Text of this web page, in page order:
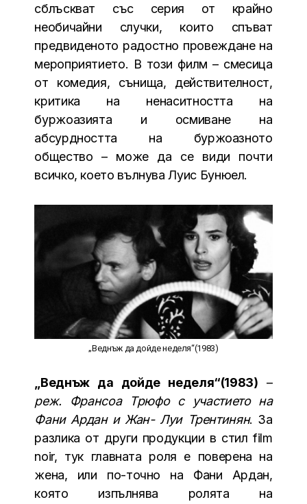
сблъскват със серия от крайно
необичайни случки, които спъват
предвиденото радостно провеждане на
мероприятието. В този филм – смесица
от комедия, сънища, действителност,
критика на ненаситността на
буржоазията и осмиване на
абсурдността на буржоазното
общество – може да се види почти
всичко, което вълнува Луис Бунюел.
„Веднъж да дойде неделя“(1983)
„Веднъж да дойде неделя“(1983) –
реж. Франсоа Трюфо с участието на
Фани Ардан и Жан- Луи Трентинян. За
разлика от други продукции в стил film
noir, тук главната роля е поверена на
жена, или по-точно на Фани Ардан,
която изпълнява ролята на